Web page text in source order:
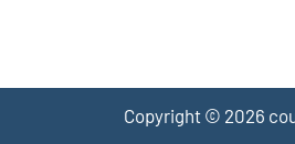
Copyright © 2026